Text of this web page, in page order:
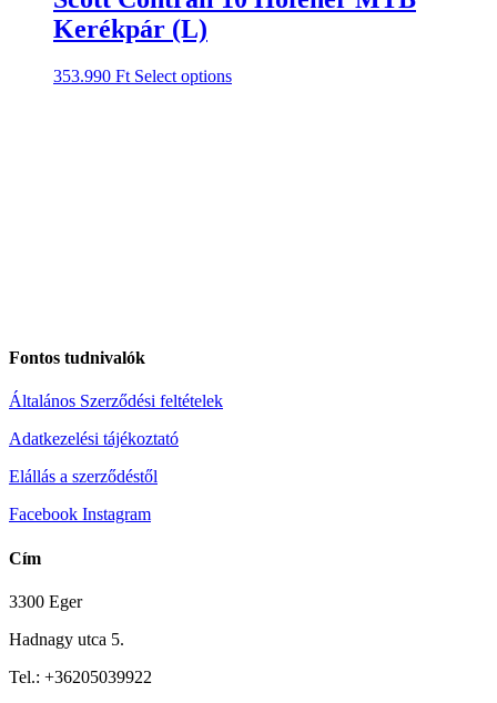
Kerékpár (L)
353.990 Ft Select options
Fontos tudnivalók
Általános Szerződési feltételek
Adatkezelési tájékoztató
Elállás a szerződéstől
Facebook Instagram
Cím
3300 Eger
Hadnagy utca 5.
Tel.: +36205039922